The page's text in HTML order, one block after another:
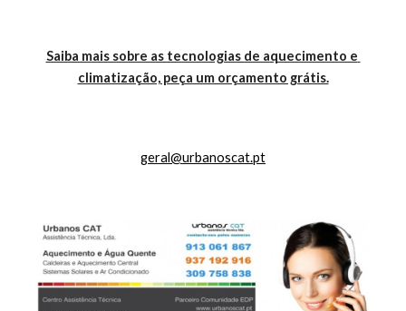
Saiba mais sobre as tecnologias de aquecimento e
climatização, peça um orçamento grátis.
geral@urbanoscat.pt